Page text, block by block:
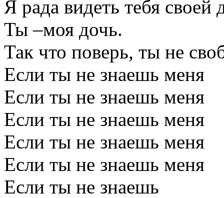
Я рада видеть тебя своей
Ты –моя дочь.
Так что поверь, ты не
Если ты не знаешь меня
Если ты не знаешь меня
Если ты не знаешь меня
Если ты не знаешь меня
Если ты не знаешь меня
Если ты не знаешь